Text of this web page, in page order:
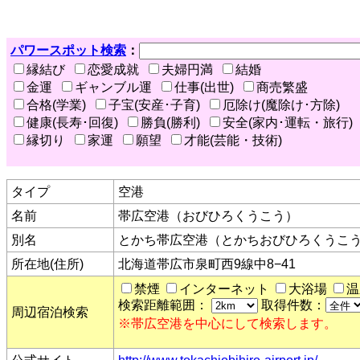
パワースポット検索 ：
縁結び
恋愛成就 夫婦円満
結婚
金運
ギャンブル運 仕事(出世)
商売繁盛
合格(学業)
子宝(安産･子育)
厄除け(魔除け･方除)
健康(長寿･回復)
勝負(勝利)
安全(家内･運転・旅行)
縁切り
家運 願望 才能(芸能・技術)
タイプ
空港
名前
帯広空港（おびひろくうこう）
別名
とかち帯広空港（とかちおびひろくうこ
所在地(住所)
北海道帯広市泉町西9線中8−41
周辺宿泊検索
禁煙 インターネット 大浴場
検索距離範囲：
取得件数：
※帯広空港を中心にして検索します。